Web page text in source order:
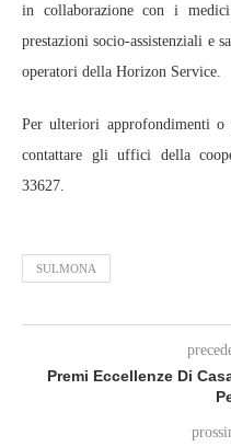
in collaborazione con i
prestazioni socio-assistenziali e
operatori della Horizon Service.
Per ulteriori approfondimenti o
contattare gli uffici della
33627.
SULMONA
Premi Eccellenze Di